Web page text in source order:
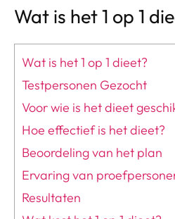
Wat is het 1 op 1
Wat is het 1 op 1 dieet?
Testpersonen Gezocht
Voor wie is het dieet
Hoe effectief is het dieet?
Beoordeling van het plan
Ervaring van
Resultaten